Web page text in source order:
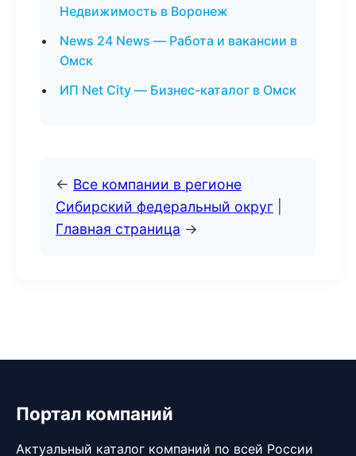
Недвижимость в Воронеж
News 24 News — Работа и вакансии в
Омск
ИП Net City — Бизнес-каталог в Омск
← Все компании в регионе
Сибирский федеральный округ
Главная страница →
Портал компаний
Актуальный каталог компаний по всей России